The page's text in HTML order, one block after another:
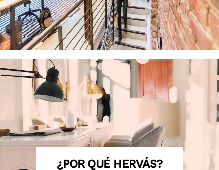
¿POR QUÉ HERVÁS?